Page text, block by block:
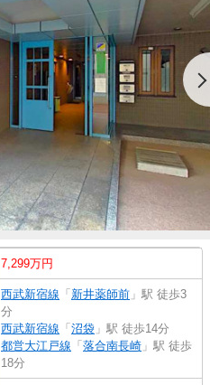
7,299万円
西武新宿線 「 新井薬師前 」駅 徒歩3
分
西武新宿線 「 沼袋 」駅 徒歩14分
都営大江戸線 「 落合南長崎 」駅 徒歩
18分